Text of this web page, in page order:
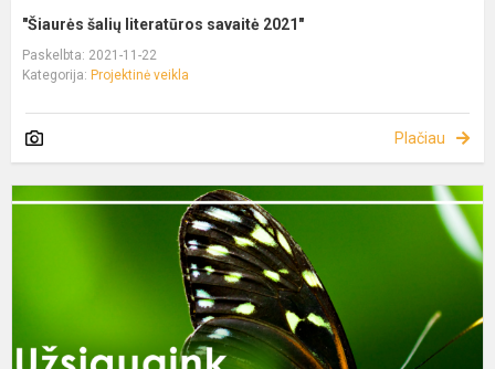
"Šiaurės šalių literatūros savaitė 2021"
Paskelbta: 2021-11-22
Kategorija: Projektinė veikla
Plačiau